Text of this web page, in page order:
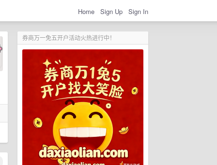
Home Sign Up Sign In
券商万一免五开户活动火热进行中！